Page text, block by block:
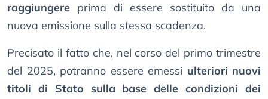
raggiungere prima di essere sostituito da una
nuova emissione sulla stessa scadenza.
Precisato il fatto che, nel corso del primo trimestre
del 2025, potranno essere emessi ulteriori nuovi
titoli di Stato sulla base delle condizioni dei